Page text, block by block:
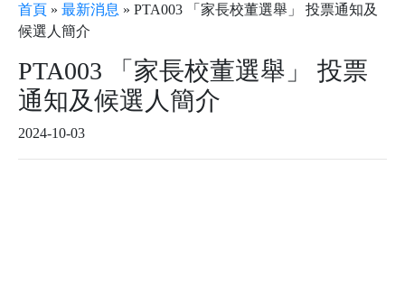
首頁 » 最新消息 » PTA003 「家長校董選舉」 投票通知及
候選人簡介
PTA003 「家長校董選舉」 投票
通知及候選人簡介
2024-10-03